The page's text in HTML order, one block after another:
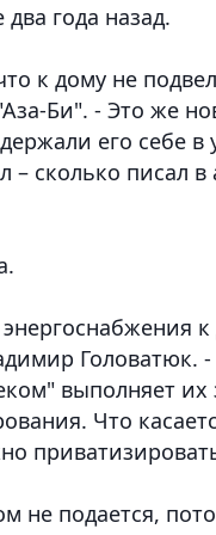
года назад.
к дому не
Би". - Это же
его себе в
сколько писал в
Головатюк.
выполняет
Что
не подается,